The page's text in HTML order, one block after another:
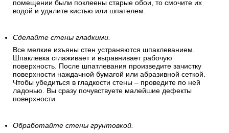
помещении были поклеены старые обои, то смочите их
водой и удалите кистью или шпателем.
Сделайте стены гладкими.
Все мелкие изъяны стен устраняются шпаклеванием.
Шпаклевка сглаживает и выравнивает рабочую
поверхность. После шпатлевания произведите зачистку
поверхности наждачной бумагой или абразивной сеткой.
Чтобы убедиться в гладкости стены – проведите по ней
ладонью. Вы сразу почувствуете малейшие дефекты
поверхности.
Обработайте стены грунтовкой.